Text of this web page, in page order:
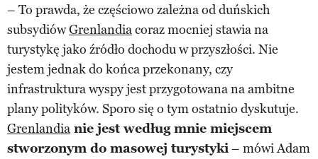
– To prawda, że częściowo zależna od duńskich
subsydiówGrenlandiacoraz mocniej stawia na
turystykę jako źródło dochodu w przyszłości. Nie
jestem jednak do końca przekonany, czy
infrastruktura wyspy jest przygotowana na ambitne
plany polityków. Sporo się o tym ostatnio dyskutuje.
Grenlandia nie jest według mnie miejscem
stworzonym do masowej turystyki– mówi Adam